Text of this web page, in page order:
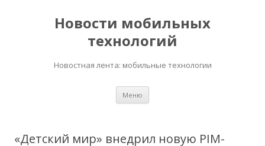
Новости мобильных
технологий
Новостная лента: мобильные технологии
Меню
«Детский мир» внедрил новую PIM-